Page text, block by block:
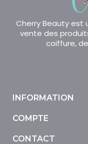
Cherry Beauty est
vente des
coiffure,
INFORMATION
COMPTE
CONTACT